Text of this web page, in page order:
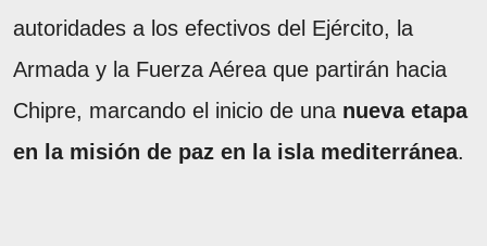
autoridades a los efectivos del Ejército, la
Armada y la Fuerza Aérea que partirán hacia
Chipre, marcando el inicio de una nueva etapa
en la misión de paz en la isla mediterránea.